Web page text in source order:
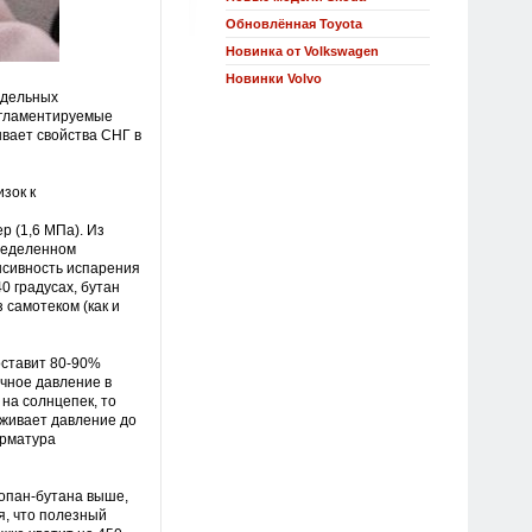
свойства СНГ в
к
(1,6 МПа). Из
испарения
градусах, бутан
(как и
80-90%
давление в
солнцепек, то
давление до
бутана выше,
что полезный
Обновлённая Toyota
Новинка от Volkswagen
Новинки Volvo